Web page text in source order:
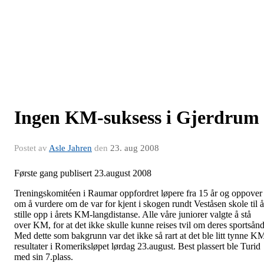
Ingen KM-suksess i Gjerdrum
Postet av Asle Jahren den 23. aug 2008
Første gang publisert 23.august 2008
Treningskomitéen i Raumar oppfordret løpere fra 15 år og oppover
om å vurdere om de var for kjent i skogen rundt Veståsen skole til å
stille opp i årets KM-langdistanse. Alle våre juniorer valgte å stå
over KM, for at det ikke skulle kunne reises tvil om deres
Med dette som bakgrunn var det ikke så rart at det ble litt tynne
resultater i Romeriksløpet lørdag 23.august. Best plassert ble Turid
med sin 7.plass.